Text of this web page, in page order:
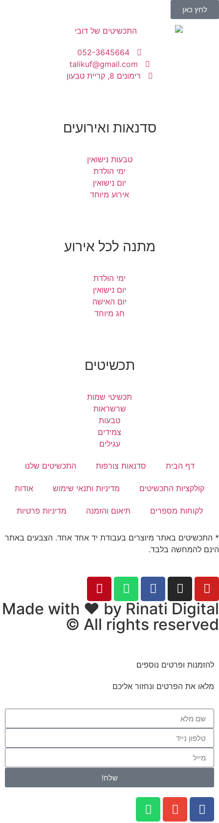
לחץ כאן
052-3645664
talikuf@gmail.com
רימונים 8, קריית טבעון
סדנאות ואירועים
טבעות נישואין
ימי הולדת
יום נישואין
אירוע מיוחד
מתנה לכל אירוע
ימי הולדת
יום נישואין
יום האישה
חג מיוחד
תכשיטים
תכשיטי שמות
שרשראות
טבעות
צמידים
עגילים
דף הבית סדנאות צורפות התכשיטים שלנו
קולקציות התכשיטים מדיניות ותנאי שימוש אודות
לקוחות מספרים תיאום והזמנה מדיניות פרטיות
* התכשיטים באתר מיוצרים בעבודת יד אחד אחד. הצבעים באתר
הינם להמחשה בלבד.
Made with ❤ by Rinati Digital
© All rights reserved​​
להזמנות ופרטים נוספים
מלאו את הפרטים ונחזור אליכם
שלח!